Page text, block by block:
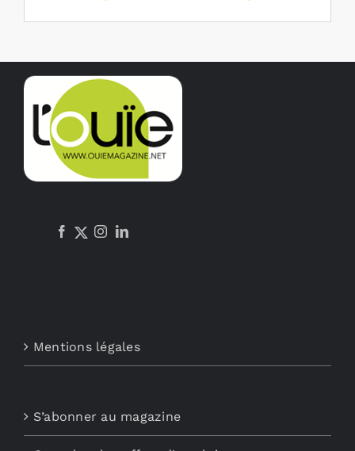
Mentions légales
S’abonner au magazine